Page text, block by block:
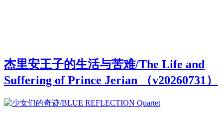
杰里安王子的生活与苦难/The Life and
Suffering of Prince Jerian （v20260731）